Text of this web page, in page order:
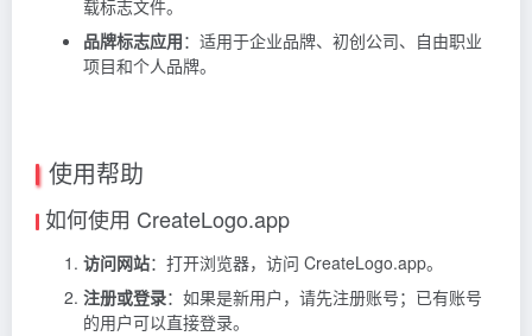
载标志文件。
品牌标志应用：适用于企业品牌、初创公司、自由职业
项目和个人品牌。
使用帮助
如何使用 CreateLogo.app
访问网站：打开浏览器，访问 CreateLogo.app。
注册或登录：如果是新用户，请先注册账号；已有账号
的用户可以直接登录。